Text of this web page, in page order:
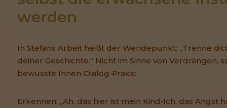
werden
In Stefans Arbeit heißt der Wendepunkt: „Trenne
deiner Geschichte.“ Nicht im Sinne von Verdrängen,
bewusste Innen‑Dialog‑Praxis:
Erkennen: „Ah, das hier ist mein Kind‑Ich, das Angst